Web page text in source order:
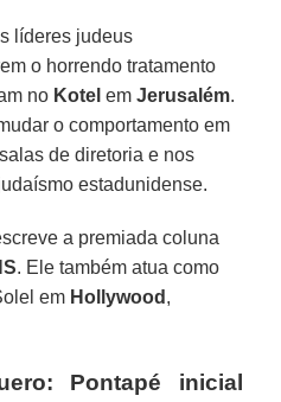
líderes judeus
o horrendo tratamento
no Kotel emJerusalém.
o comportamento em
de diretoria e nos
estadunidense.
a premiada coluna
. Ele também atua como
em Hollywood ,
Pontapé inicial